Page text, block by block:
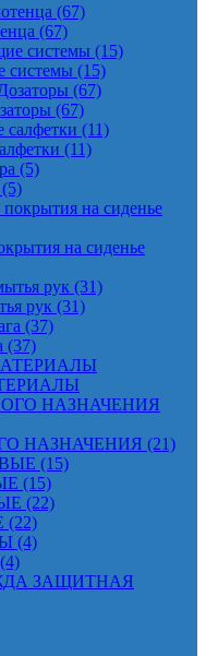
(67)
системы (15)
(67)
(11)
на сиденье
рук (31)
(37)
НАЗНАЧЕНИЯ (21)
(15)
ЗАЩИТНАЯ